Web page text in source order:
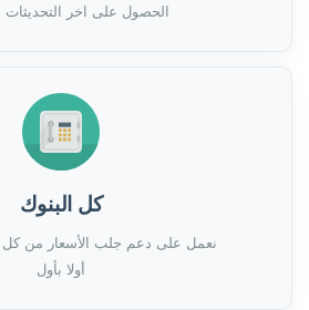
الحصول على اخر التحديثات
كل البنوك
نعمل على دعم جلب الأسعار من كل
أولا بأول